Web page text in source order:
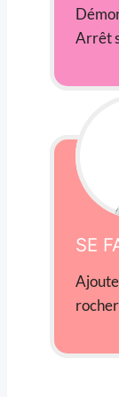
Arrêt
SE